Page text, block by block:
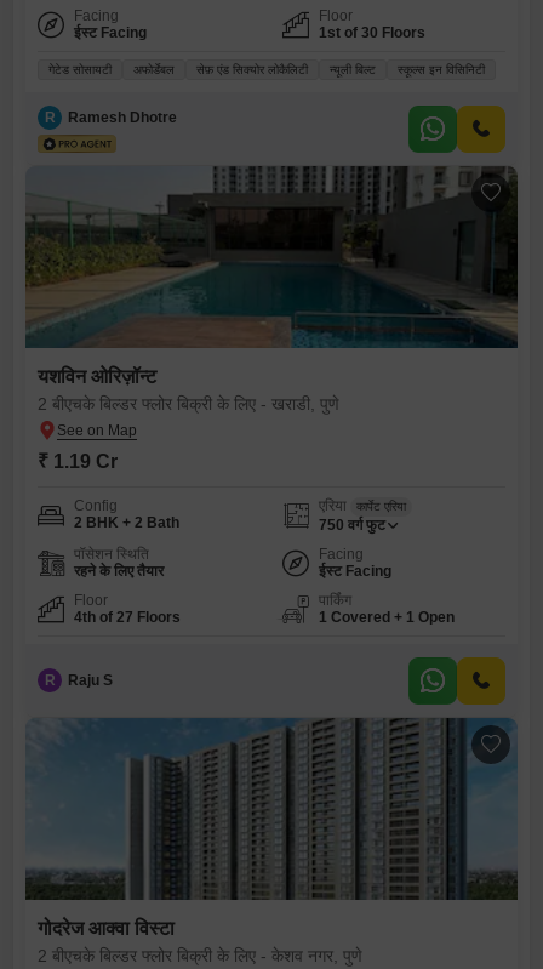
Facing
ईस्ट Facing
Floor
1st of 30 Floors
गेटेड सोसायटी अफोर्डेबल सेफ़ एंड सिक्योर लोकैलिटी न्यूली बिल्ट स्कूल्स इन विसिनिटी
R Ramesh Dhotre
यशविन ओरिज़ॉन्ट
2 बीएचके बिल्डर फ्लोर बिक्री के लिए - खराडी, पुणे
₹ 1.19 Cr
Config
2 BHK + 2 Bath
एरिया कार्पेट एरिया
750 वर्ग फुट
पॉसेशन स्थिति
रहने के लिए तैयार
Facing
ईस्ट Facing
Floor
4th of 27 Floors
पार्किंग
1 Covered + 1 Open
R Raju S
गोदरेज आक्वा विस्टा
2 बीएचके बिल्डर फ्लोर बिक्री के लिए - केशव नगर, पुणे